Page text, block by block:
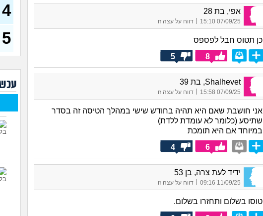
אפי, בת 28
07/09/25 15:10 דווח על עצה זו
כן תטוס חבל לפספס
8
5
Shalhevet, בת 39
07/09/25 15:58 דווח על עצה זו
אני חושבת שאם היא תהיה בחודש שישי במהלך הטיסה זה בסדר
שתיסע (כלומר לא עומדת ללדת)
במיוחד אם היא תומכת
6
4
ידיד לעת צרה, בן 53
11/09/25 09:16 דווח על עצה זו
טוסו בשלום ותחזרו בשלום.
40)
29)
4
5